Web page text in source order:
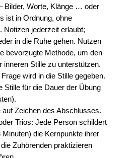
Bilder, Worte, Klänge … oder
ist in Ordnung, ohne
Notizen jederzeit erlaubt;
in die Ruhe gehen. Nutzen
bevorzugte Methode, um den
inneren Stille zu unterstützen.
Frage wird in die Stille gegeben.
Stille für die Dauer der Übung
auf Zeichen des Abschlusses.
Trios: Jede Person schildert
Minuten) die Kernpunkte ihrer
Zuhörenden praktizieren